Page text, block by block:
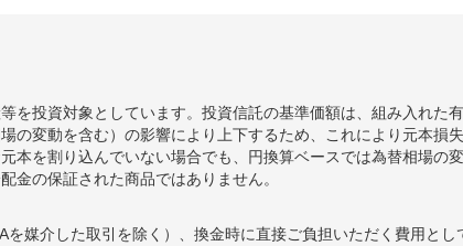
を投資対象としています。投資信託の基準価額は、組み入れた
の変動を含む）の影響により上下するため、これにより元本損
本を割り込んでいない場合でも、円換算ベースでは為替相場の
金の保証された商品ではありません。
媒介した取引を除く）、換金時に直接ご負担いただく費用と